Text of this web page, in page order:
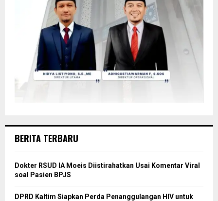
BERITA TERBARU
Dokter RSUD IA Moeis Diistirahatkan Usai Komentar Viral
soal Pasien BPJS
DPRD Kaltim Siapkan Perda Penanggulangan HIV untuk